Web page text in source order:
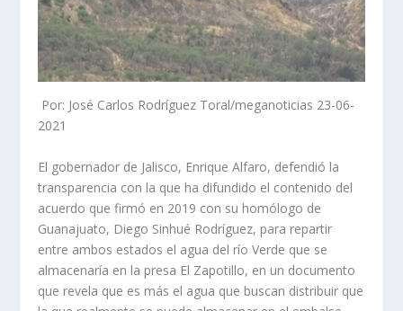
Por: José Carlos Rodríguez Toral/meganoticias 23-06-
2021
El gobernador de Jalisco, Enrique Alfaro, defendió la
transparencia con la que ha difundido el contenido del
acuerdo que firmó en 2019 con su homólogo de
Guanajuato, Diego Sinhué Rodríguez, para repartir
entre ambos estados el agua del río Verde que se
almacenaría en la presa El Zapotillo, en un documento
que revela que es más el agua que buscan distribuir que